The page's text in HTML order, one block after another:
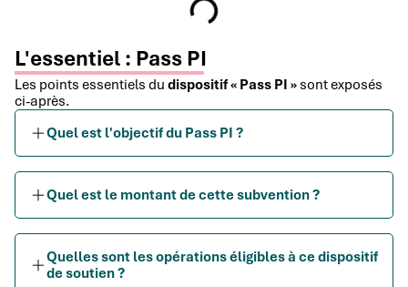
L'essentiel : Pass PI
Les points essentiels du dispositif « Pass PI » sont exposés
ci-après.
Quel est l'objectif du Pass PI ?
Quel est le montant de cette subvention ?
Quelles sont les opérations éligibles à ce dispositif
de soutien ?